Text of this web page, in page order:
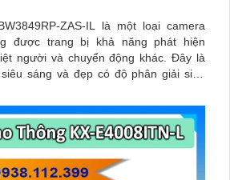
ZAS-IL là một loại camera
được trang bị khả năng phát hiện
và chuyển động khác. Đây là
sáng và đẹp có độ phân giải siêu